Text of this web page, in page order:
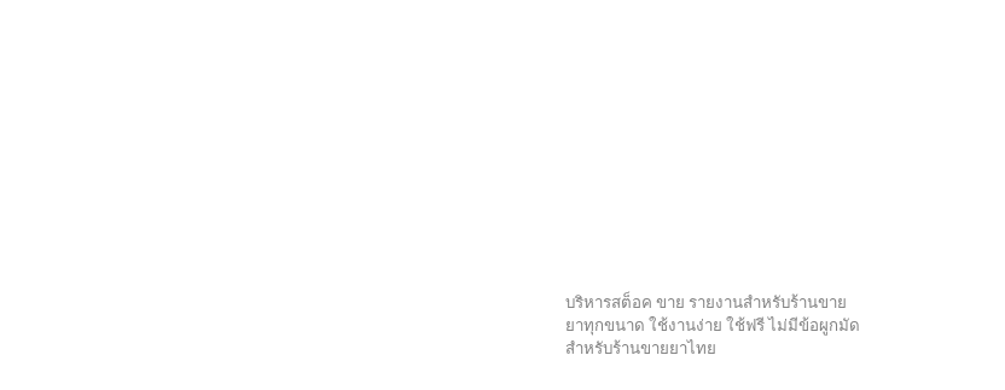
บริหารสต็อค ขาย รายงานสำหรับร้านขาย
ยาทุกขนาด ใช้งานง่าย ใช้ฟรี ไม่มีข้อผูกมัด
สำหรับร้านขายยาไทย